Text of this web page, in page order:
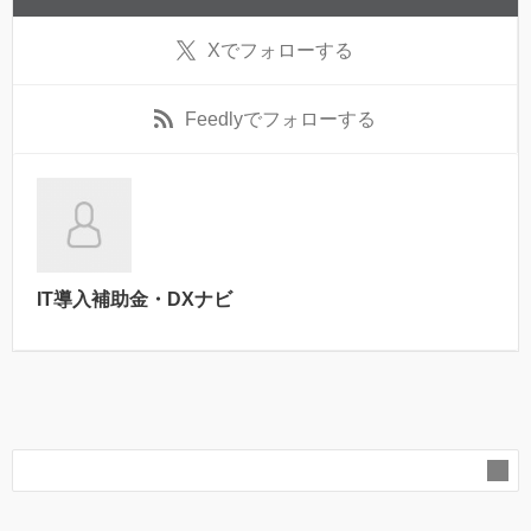
Xでフォローする
Feedlyでフォローする
IT導入補助金・DXナビ